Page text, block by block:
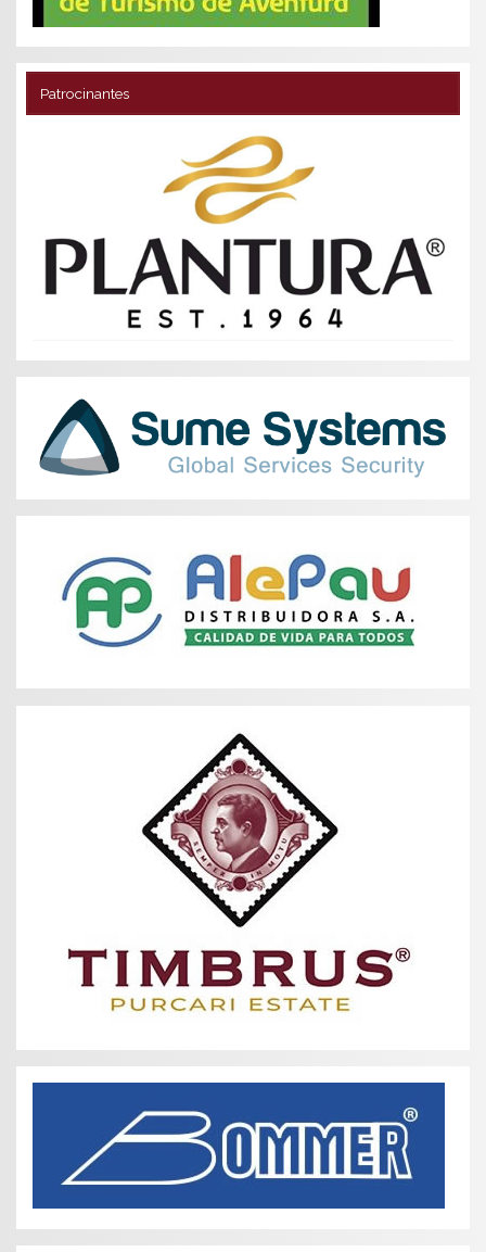
Patrocinantes